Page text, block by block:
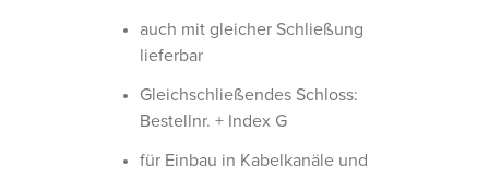
auch mit gleicher Schließung
lieferbar
Gleichschließendes Schloss:
Bestellnr. + Index G
für Einbau in Kabelkanäle und